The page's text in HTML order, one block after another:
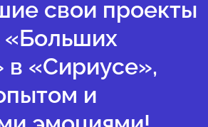
свои проекты
«Больших
в «Сириусе»,
и